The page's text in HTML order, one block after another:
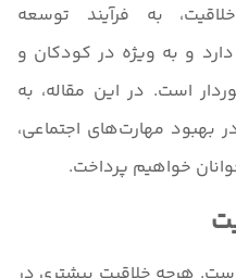
به فرآیند توسعه
و به ویژه در کودکان و
است. در این مقاله، به
مهارت‌های اجتماعی،
خواهیم پرداخت.